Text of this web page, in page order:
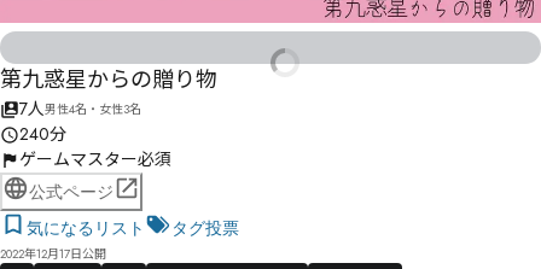
第九惑星からの贈り物
7人男性4名・女性3名
240分
ゲームマスター必須
公式ページ
気になるリスト
タグ投票
2022年12月17日公開